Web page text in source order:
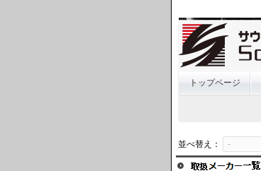
トップページ
並べ替え：